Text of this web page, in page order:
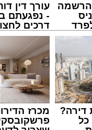
עורך דין
- נפגעתם
דרכים
שמגיע לכם
דירה?
כל
מכרז